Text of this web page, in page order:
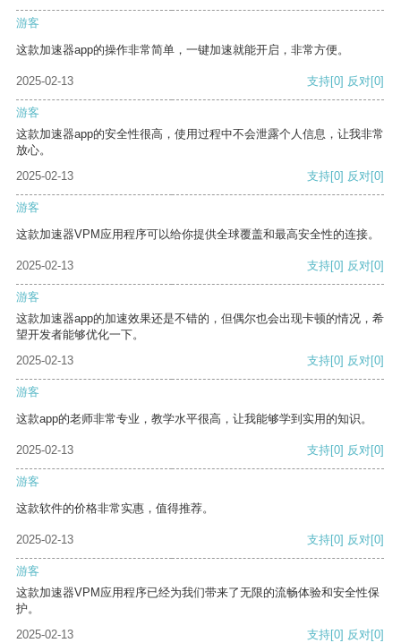
游客
这款加速器app的操作非常简单，一键加速就能开启，非常方便。
2025-02-13 支持[0] 反对[0]
游客
这款加速器app的安全性很高，使用过程中不会泄露个人信息，让我非常
放心。
2025-02-13
支持[0] 反对[0]
游客
这款加速器VPM应用程序可以给你提供全球覆盖和最高安全性的连接。
2025-02-13 支持[0] 反对[0]
游客
这款加速器app的加速效果还是不错的，但偶尔也会出现卡顿的情况，希
望开发者能够优化一下。
2025-02-13
支持[0] 反对[0]
游客
这款app的老师非常专业，教学水平很高，让我能够学到实用的知识。
2025-02-13 支持[0] 反对[0]
游客
这款软件的价格非常实惠，值得推荐。
2025-02-13 支持[0] 反对[0]
游客
这款加速器VPM应用程序已经为我们带来了无限的流畅体验和安全性保
护。
2025-02-13
支持[0] 反对[0]